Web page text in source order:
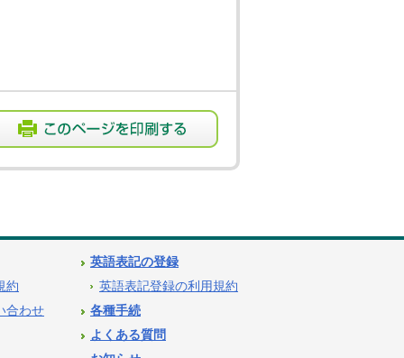
約
合わせ
英語表記の登録
英語表記登録の利用規約
各種手続
よくある質問